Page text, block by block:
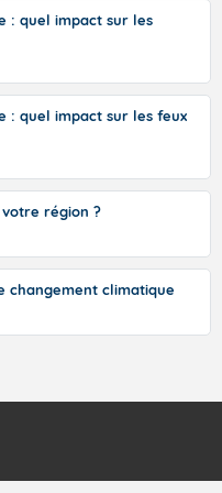
Rhône, dans
: quel impact sur les
: quel impact sur les feux
région ?
changement climatique